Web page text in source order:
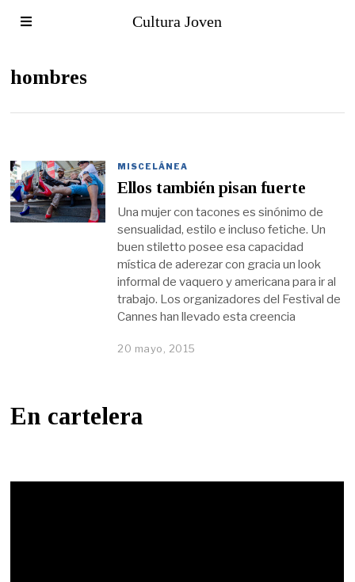
Cultura Joven
hombres
MISCELÁNEA
Ellos también pisan fuerte
Una mujer con tacones es sinónimo de
sensualidad, estilo e incluso fetiche. Un
buen stiletto posee esa capacidad
mística de aderezar con gracia un look
informal de vaquero y americana para ir al
trabajo. Los organizadores del Festival de
Cannes han llevado esta creencia
20 mayo, 2015
En cartelera